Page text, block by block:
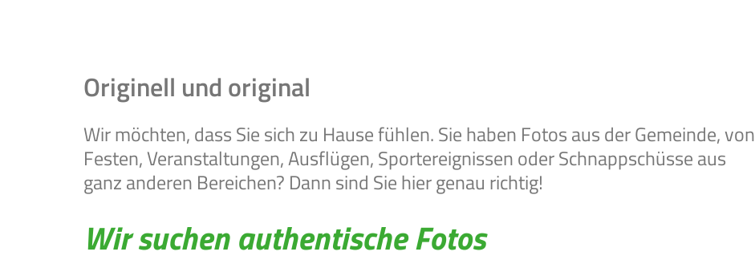
Originell und original
Wir möchten, dass Sie sich zu Hause fühlen. Sie haben Fotos aus der Gemeinde, von
Festen, Veranstaltungen, Ausflügen, Sportereignissen oder Schnappschüsse aus
ganz anderen Bereichen? Dann sind Sie hier genau richtig!
Wir suchen authentische Fotos